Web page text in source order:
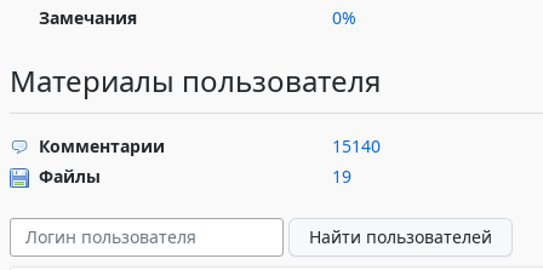
Замечания
0%
Материалы пользователя
Комментарии
15140
Файлы
19